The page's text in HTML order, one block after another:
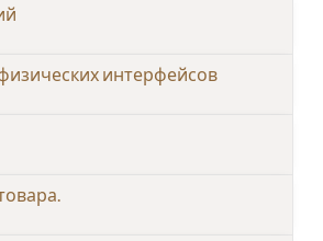
интерфейсов